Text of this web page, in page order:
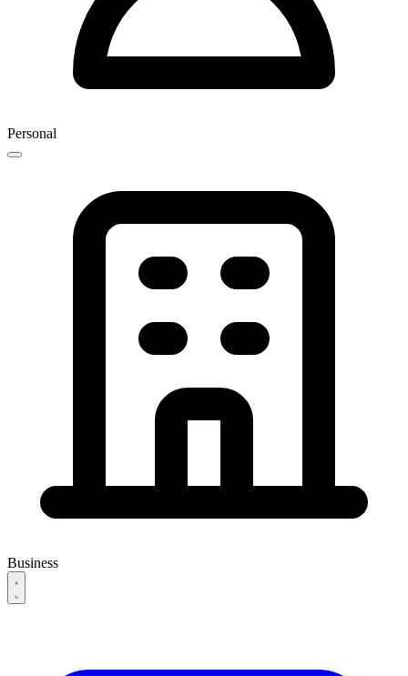
Personal
Business